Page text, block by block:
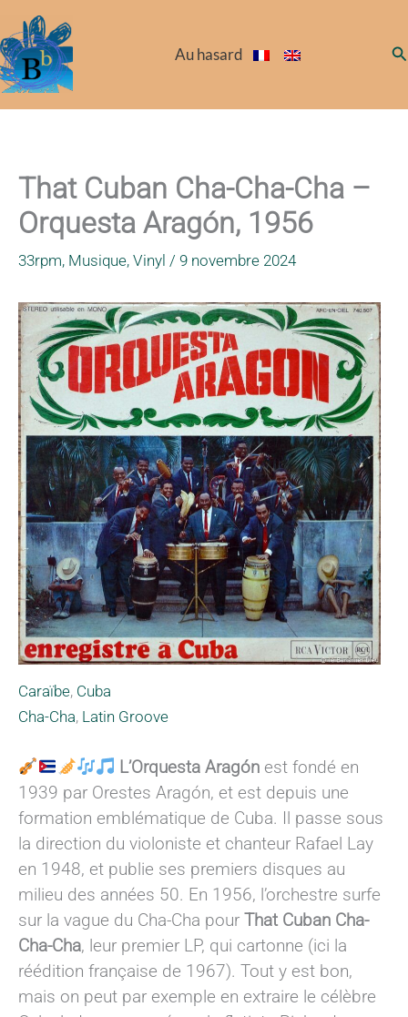
au
contenu
Au hasard
That Cuban Cha-Cha-Cha –
Orquesta Aragón, 1956
33rpm, Musique, Vinyl / 9 novembre 2024
Caraïbe, Cuba
Cha-Cha, Latin Groove
L’Orquesta Aragón est fondé en
1939 par Orestes Aragón, et est depuis une
formation emblématique de Cuba. Il passe sous
la direction du violoniste et chanteur Rafael Lay
en 1948, et publie ses premiers disques au
milieu des années 50. En 1956, l’orchestre surfe
sur la vague du Cha-Cha pour That Cuban Cha-
Cha-Cha, leur premier LP, qui cartonne (ici la
réédition française de 1967). Tout y est bon,
mais on peut par exemple en extraire le célèbre